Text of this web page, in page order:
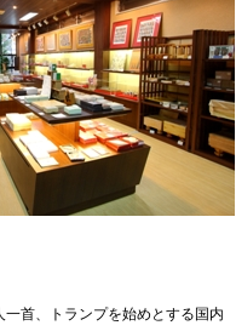
首、トランプを始めとする国内